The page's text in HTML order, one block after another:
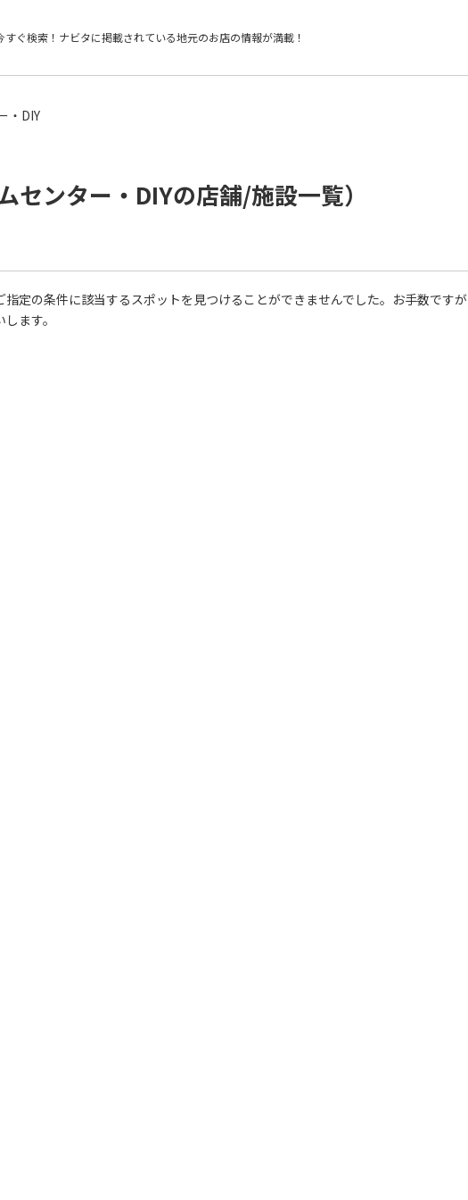
すぐ検索！ ナビタに掲載されている地元のお店の情報が満載！
・DIY
センター・DIYの店舗/施設一覧）
定の条件に該当するスポットを見つけることができませんでした。お手数ですが
ます。